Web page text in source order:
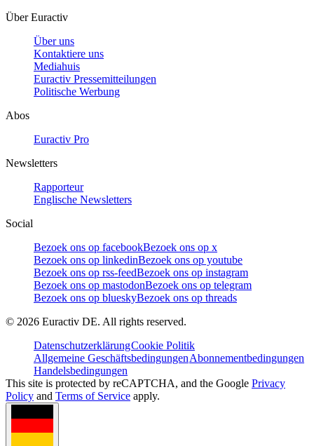
Über Euractiv
Über uns
Kontaktiere uns
Mediahuis
Euractiv Pressemitteilungen
Politische Werbung
Abos
Euractiv Pro
Newsletters
Rapporteur
Englische Newsletters
Social
Bezoek ons op facebookBezoek ons op x
Bezoek ons op linkedinBezoek ons op youtube
Bezoek ons op rss-feedBezoek ons op instagram
Bezoek ons op mastodonBezoek ons op telegram
Bezoek ons op blueskyBezoek ons op threads
© 2026 Euractiv DE. All rights reserved.
DatenschutzerklärungCookie Politik
Allgemeine GeschäftsbedingungenAbonnementbedingungen
Handelsbedingungen
This site is protected by reCAPTCHA, and the Google Privacy
Policy and Terms of Service apply.